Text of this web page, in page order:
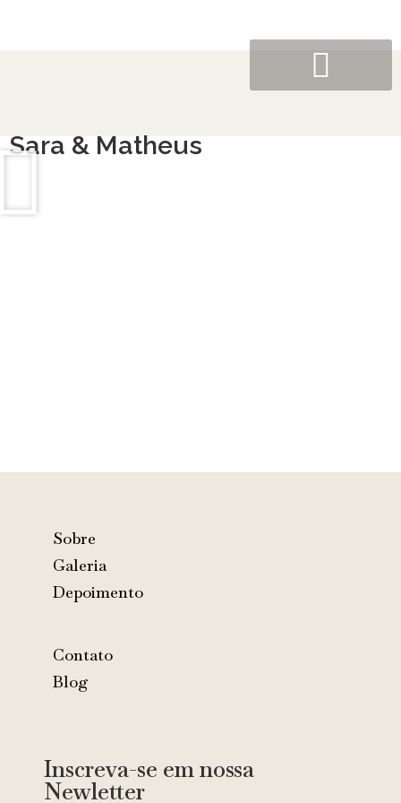
Sara & Matheus
Sobre
Galeria
Depoimento
Contato
Blog
Inscreva-se em nossa
Newletter